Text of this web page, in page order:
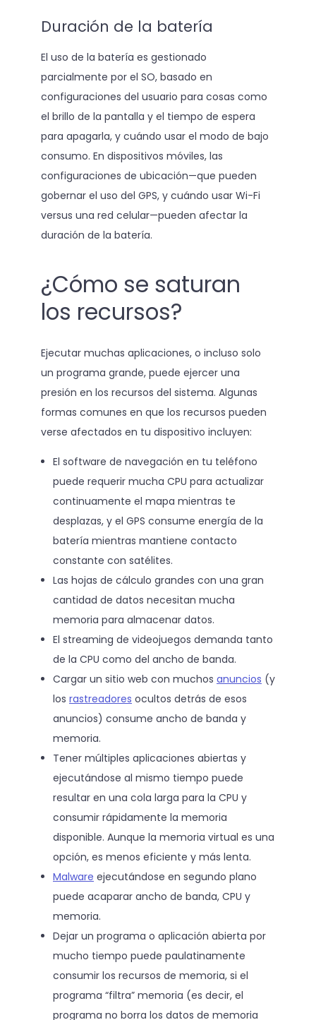
Duración de la batería
El uso de la batería es gestionado
parcialmente por el SO, basado en
configuraciones del usuario para cosas como
el brillo de la pantalla y el tiempo de espera
para apagarla, y cuándo usar el modo de bajo
consumo. En dispositivos móviles, las
configuraciones de ubicación—que pueden
gobernar el uso del GPS, y cuándo usar Wi-Fi
versus una red celular—pueden afectar la
duración de la batería.
¿Cómo se saturan
los recursos?
Ejecutar muchas aplicaciones, o incluso solo
un programa grande, puede ejercer una
presión en los recursos del sistema. Algunas
formas comunes en que los recursos pueden
verse afectados en tu dispositivo incluyen:
El software de navegación en tu teléfono
puede requerir mucha CPU para actualizar
continuamente el mapa mientras te
desplazas, y el GPS consume energía de la
batería mientras mantiene contacto
constante con satélites.
Las hojas de cálculo grandes con una gran
cantidad de datos necesitan mucha
memoria para almacenar datos.
El streaming de videojuegos demanda tanto
de la CPU como del ancho de banda.
Cargar un sitio web con muchos anuncios (y
los rastreadores ocultos detrás de esos
anuncios) consume ancho de banda y
memoria.
Tener múltiples aplicaciones abiertas y
ejecutándose al mismo tiempo puede
resultar en una cola larga para la CPU y
consumir rápidamente la memoria
disponible. Aunque la memoria virtual es una
opción, es menos eficiente y más lenta.
Malware ejecutándose en segundo plano
puede acaparar ancho de banda, CPU y
memoria.
Dejar un programa o aplicación abierta por
mucho tiempo puede paulatinamente
consumir los recursos de memoria, si el
programa “filtra” memoria (es decir, el
programa no borra los datos de memoria